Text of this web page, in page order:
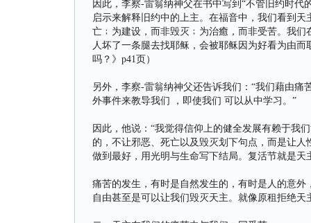
因此，李察-雷翁纳神父在书中写到“不管旧约时
启示来解释旧约中的上主。在福音中，我们看到
亡﹔为建设，而非毁灭﹔为治癒，而非受苦。我
人坏了一条腿去找耶稣，会被耶稣因为好看为由
吗？》p41页）
另外，李察-雷翁纳神父还告诉我们：“我们藉由
外事件来教导我们 ，即使我们 可以从中学习。”
因此，他说：“我觉得信仰上的健全发展有赖于我
的，不让邪恶、死亡以及毁灭划下句点，而是让
做到最好，用光明与生命写下结局。复活节就是
痛苦的发生，有时是自然发生的，有时是人的意
自由甚至是可以让我们毁灭天主。就像原租拒绝天